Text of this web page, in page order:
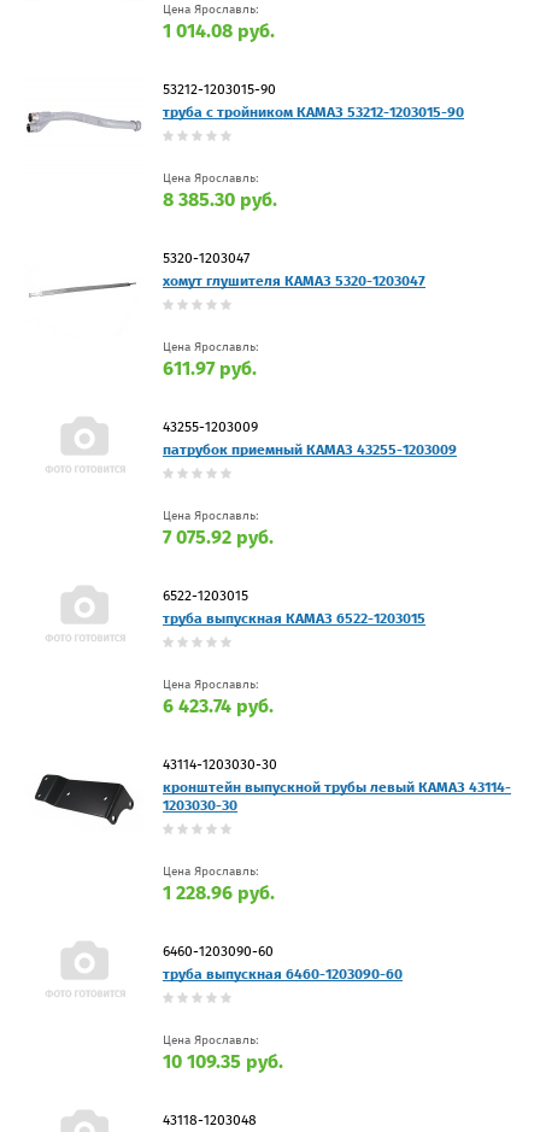
Цена Ярославль:
1 014.08 руб.
53212-1203015-90
труба с тройником КАМАЗ 53212-1203015-90
Цена Ярославль:
8 385.30 руб.
5320-1203047
хомут глушителя КАМАЗ 5320-1203047
Цена Ярославль:
611.97 руб.
43255-1203009
патрубок приемный КАМАЗ 43255-1203009
Цена Ярославль:
7 075.92 руб.
6522-1203015
труба выпускная КАМАЗ 6522-1203015
Цена Ярославль:
6 423.74 руб.
43114-1203030-30
кронштейн выпускной трубы левый КАМАЗ 43114-
1203030-30
Цена Ярославль:
1 228.96 руб.
6460-1203090-60
труба выпускная 6460-1203090-60
Цена Ярославль:
10 109.35 руб.
43118-1203048